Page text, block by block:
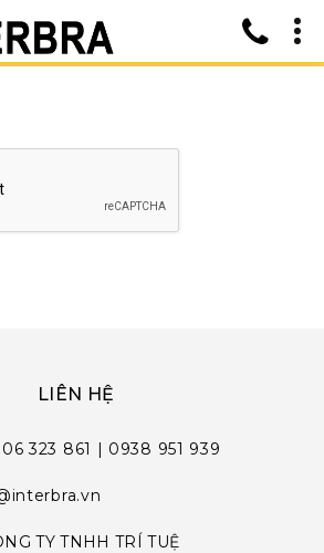
LIÊN HỆ
323 861 | 0938 951 939
TY TNHH TRÍ TUỆ